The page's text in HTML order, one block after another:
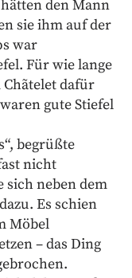
den Mann
sie ihm auf der
war
Für wie lange
dafür
gute Stiefel
begrüßte
nicht
sich neben dem
Es schien
Möbel
– das Ding